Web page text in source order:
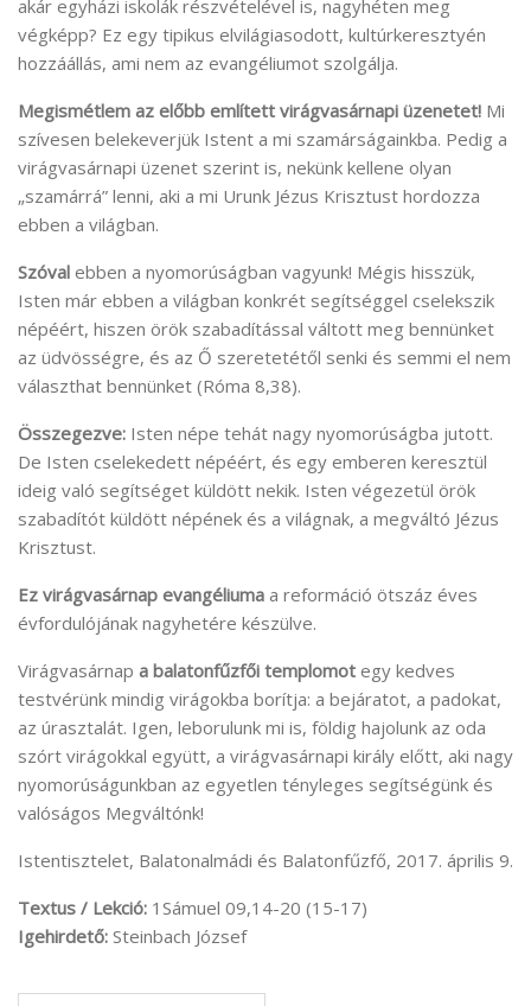
akár egyházi iskolák részvételével is, nagyhéten meg
végképp? Ez egy tipikus elvilágiasodott, kultúrkeresztyén
hozzáállás, ami nem az evangéliumot szolgálja.
Megismétlem az előbb említett virágvasárnapi üzenetet! Mi
szívesen belekeverjük Istent a mi szamárságainkba. Pedig a
virágvasárnapi üzenet szerint is, nekünk kellene olyan
„szamárrá” lenni, aki a mi Urunk Jézus Krisztust hordozza
ebben a világban.
Szóval ebben a nyomorúságban vagyunk! Mégis hisszük,
Isten már ebben a világban konkrét segítséggel cselekszik
népéért, hiszen örök szabadítással váltott meg bennünket
az üdvösségre, és az Ő szeretetétől senki és semmi el nem
választhat bennünket (Róma 8,38).
Összegezve: Isten népe tehát nagy nyomorúságba jutott.
De Isten cselekedett népéért, és egy emberen keresztül
ideig való segítséget küldött nekik. Isten végezetül örök
szabadítót küldött népének és a világnak, a megváltó Jézus
Krisztust.
Ez virágvasárnap evangéliuma a reformáció ötszáz éves
évfordulójának nagyhetére készülve.
Virágvasárnap a balatonfűzfői templomot egy kedves
testvérünk mindig virágokba borítja: a bejáratot, a padokat,
az úrasztalát. Igen, leborulunk mi is, földig hajolunk az oda
szórt virágokkal együtt, a virágvasárnapi király előtt, aki nagy
nyomorúságunkban az egyetlen tényleges segítségünk és
valóságos Megváltónk!
Istentisztelet, Balatonalmádi és Balatonfűzfő, 2017. április 9.
Textus / Lekció: 1Sámuel 09,14-20 (15-17)
Igehirdető: Steinbach József